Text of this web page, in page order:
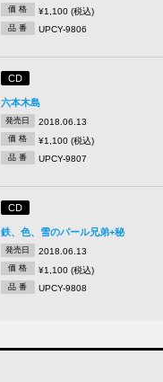
価 格 ¥1,100 (税込)
品 番 UPCY-9806
CD
六本木島
発売日 2018.06.13
価 格 ¥1,100 (税込)
品 番 UPCY-9807
CD
鉄、色、雪のパール兄弟+秘
発売日 2018.06.13
価 格 ¥1,100 (税込)
品 番 UPCY-9808